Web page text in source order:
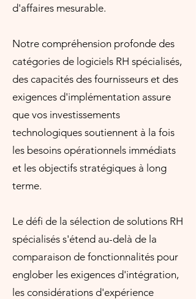
d'affaires mesurable.
Notre compréhension profonde des
catégories de logiciels RH spécialisés,
des capacités des fournisseurs et des
exigences d'implémentation assure
que vos investissements
technologiques soutiennent à la fois
les besoins opérationnels immédiats
et les objectifs stratégiques à long
terme.
Le défi de la sélection de solutions RH
spécialisés s'étend au-delà de la
comparaison de fonctionnalités pour
englober les exigences d'intégration,
les considérations d'expérience